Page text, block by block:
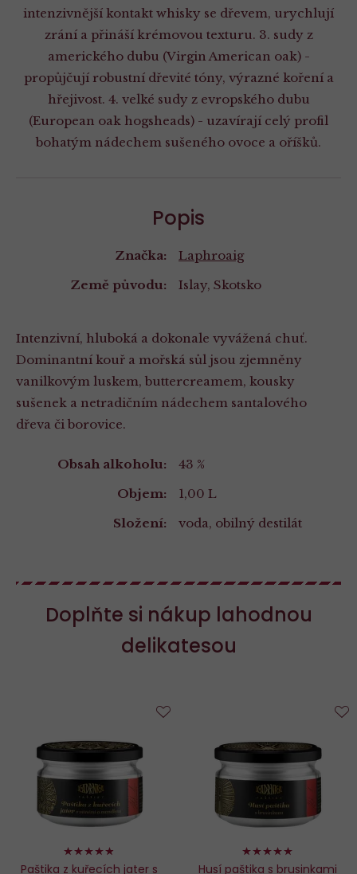
intenzivnější kontakt whisky se dřevem, urychlují
zrání a přináší krémovou texturu. 3. sudy z
amerického dubu (Virgin American oak) -
propůjčují robustní dřevité tóny, výrazné koření a
hřejivost. 4. velké sudy z evropského dubu
(European oak hogsheads) - uzavírají celý profil
bohatým nádechem sušeného ovoce a oříšků.
Popis
Značka:
Laphroaig
Země původu:
Islay, Skotsko
Intenzivní, hluboká a dokonale vyvážená chuť.
Dominantní kouř a mořská sůl jsou zjemněny
vanilkovým luskem, buttercreamem, kousky
sušenek a netradičním nádechem santalového
dřeva či borovice.
Vlastnosti
Obsah alkoholu:
43 %
Objem:
1,00 L
Složení:
voda, obilný destilát
Doplňte si nákup lahodnou
delikatesou
96%
Paštika z kuřecích jater s
oblíbených
98%
Husí paštika s brusinkami